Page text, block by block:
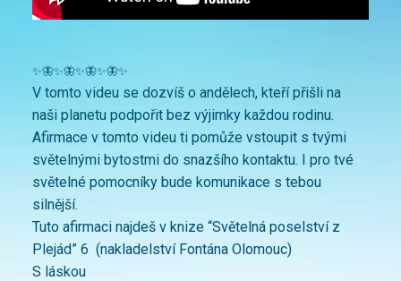
✨🦋✨🦋✨🦋✨🦋✨
V tomto videu se dozvíš o andělech, kteří přišli na
naši planetu podpořit bez výjimky každou rodinu.
Afirmace v tomto videu ti pomůže vstoupit s tvými
světelnými bytostmi do snazšího kontaktu. I pro tvé
světelné pomocníky bude komunikace s tebou
silnější.
Tuto afirmaci najdeš v knize “Světelná poselství z
Plejád” 6 (nakladelství Fontána Olomouc)
S láskou